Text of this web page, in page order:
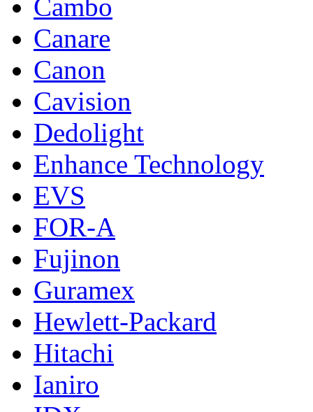
Cambo
Canare
Canon
Cavision
Dedolight
Enhance Technology
EVS
FOR-A
Fujinon
Guramex
Hewlett-Packard
Hitachi
Ianiro